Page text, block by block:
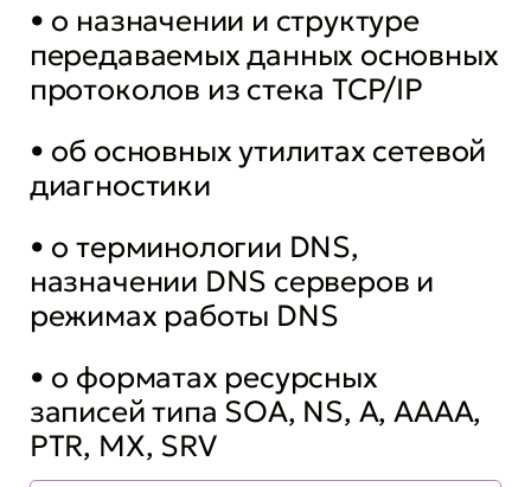
• о назначении и структуре
передаваемых данных основных
протоколов из стека TCP/IP
• об основных утилитах сетевой
диагностики
• о терминологии DNS,
назначении DNS серверов и
режимах работы DNS
• о форматах ресурсных
записей типа SOA, NS, A, AAAA,
PTR, MX, SRV